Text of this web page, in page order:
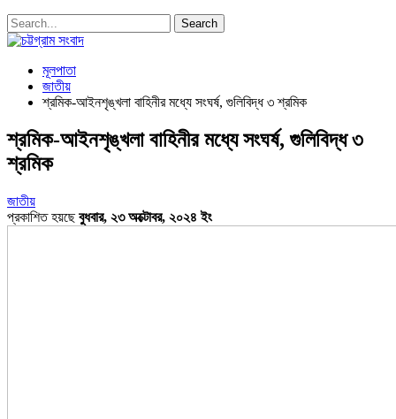
মূলপাতা
জাতীয়
শ্রমিক-আইনশৃঙ্খলা বাহিনীর মধ্যে সংঘর্ষ, গুলিবিদ্ধ ৩ শ্রমিক
শ্রমিক-আইনশৃঙ্খলা বাহিনীর মধ্যে সংঘর্ষ, গুলিবিদ্ধ ৩
শ্রমিক
জাতীয়
প্রকাশিত হয়ছেবুধবার, ২৩ অক্টোবর, ২০২৪ ইং